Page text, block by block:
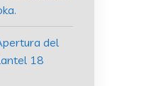
del
18